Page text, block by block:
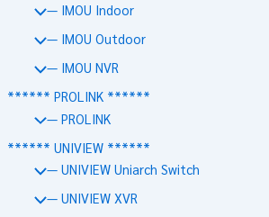
— IMOU Indoor
— IMOU Outdoor
— IMOU NVR
****** PROLINK ******
— PROLINK
****** UNIVIEW ******
— UNIVIEW Uniarch Switch
— UNIVIEW XVR